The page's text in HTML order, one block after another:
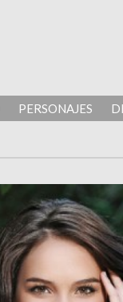
PERSONAJES